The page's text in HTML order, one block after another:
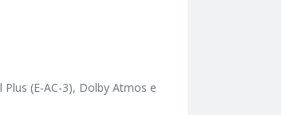
Plus (E-AC-3), Dolby Atmos e